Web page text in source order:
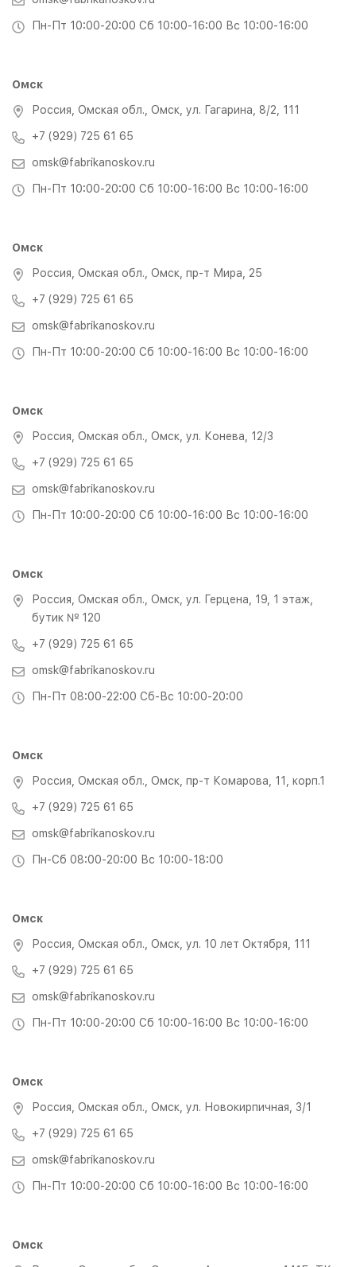
Пн-Пт 10:00-20:00 Сб 10:00-16:00 Вс 10:00-16:00
Омск
Россия, Омская обл., Омск, ул. Гагарина, 8/2, 111
+7 (929) 725 61 65
omsk@fabrikanoskov.ru
Пн-Пт 10:00-20:00 Сб 10:00-16:00 Вс 10:00-16:00
Омск
Россия, Омская обл., Омск, пр-т Мира, 25
+7 (929) 725 61 65
omsk@fabrikanoskov.ru
Пн-Пт 10:00-20:00 Сб 10:00-16:00 Вс 10:00-16:00
Омск
Россия, Омская обл., Омск, ул. Конева, 12/3
+7 (929) 725 61 65
omsk@fabrikanoskov.ru
Пн-Пт 10:00-20:00 Сб 10:00-16:00 Вс 10:00-16:00
Омск
Россия, Омская обл., Омск, ул. Герцена, 19, 1 этаж,
бутик № 120
+7 (929) 725 61 65
omsk@fabrikanoskov.ru
Пн-Пт 08:00-22:00 Сб-Вс 10:00-20:00
Омск
Россия, Омская обл., Омск, пр-т Комарова, 11, корп.1
+7 (929) 725 61 65
omsk@fabrikanoskov.ru
Пн-Сб 08:00-20:00 Вс 10:00-18:00
Омск
Россия, Омская обл., Омск, ул. 10 лет Октября, 111
+7 (929) 725 61 65
omsk@fabrikanoskov.ru
Пн-Пт 10:00-20:00 Сб 10:00-16:00 Вс 10:00-16:00
Омск
Россия, Омская обл., Омск, ул. Новокирпичная, 3/1
+7 (929) 725 61 65
omsk@fabrikanoskov.ru
Пн-Пт 10:00-20:00 Сб 10:00-16:00 Вс 10:00-16:00
Омск